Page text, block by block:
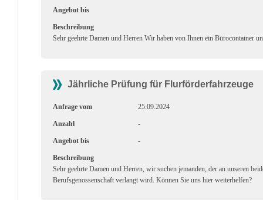
Angebot bis
Beschreibung
Sehr geehrte Damen und Herren Wir haben von Ihnen ein Bürocontainer
Jährliche Prüfung für Flurförderfahrzeuge
Anfrage vom 25.09.2024
Anzahl -
Angebot bis -
Beschreibung
Sehr geehrte Damen und Herren, wir suchen jemanden, der an unseren
Berufsgenossenschaft verlangt wird. Können Sie uns hier weiterhelfen?